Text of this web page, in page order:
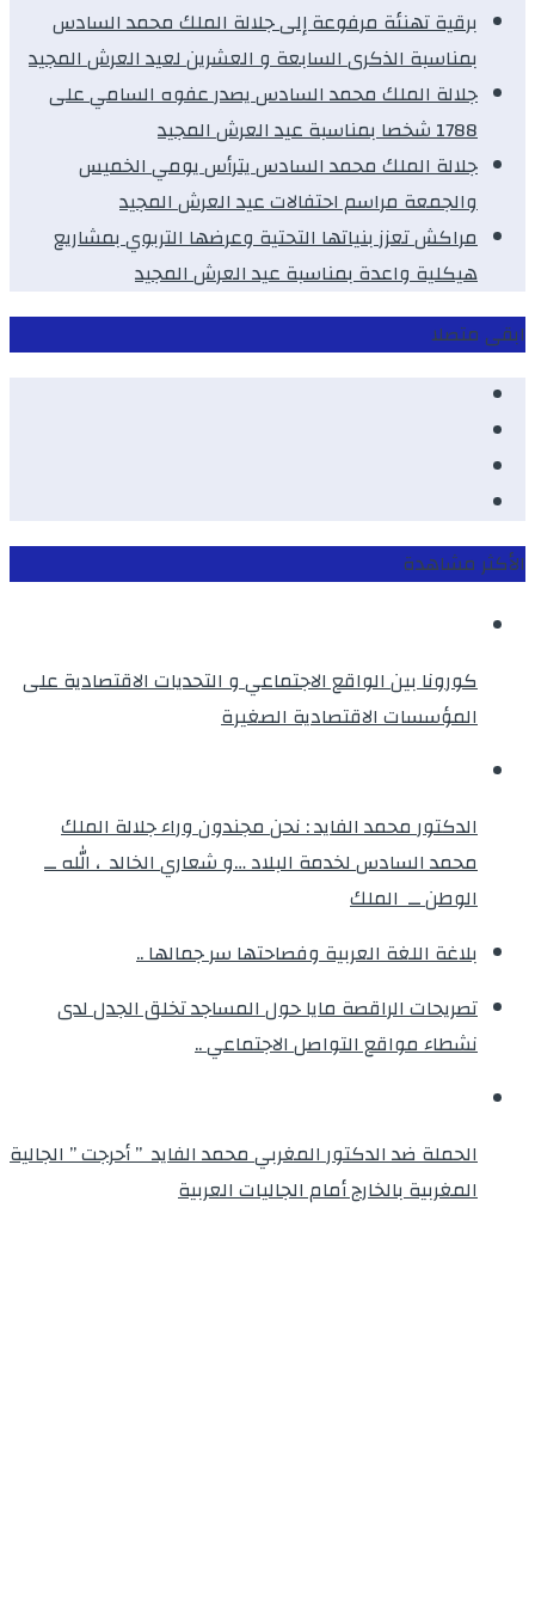
برقية تهنئة مرفوعة إلى جلالة الملك محمد السادس
بمناسبة الذكرى السابعة و العشرين لعيد العرش المجيد
جلالة الملك محمد السادس يصدر عفوه السامي على
1788 شخصا بمناسبة عيد العرش المجيد
جلالة الملك محمد السادس يترأس يومي الخميس
والجمعة مراسم احتفالات عيد العرش المجيد
مراكش تعزز بنياتها التحتية وعرضها التربوي بمشاريع
هيكلية واعدة بمناسبة عيد العرش المجيد
ابقى متصلا
الأكثر مشاهدة
كورونا بين الواقع الاجتماعي و التحديات الاقتصادية على
المؤسسات الاقتصادية الصغيرة
الدكتور محمد الفايد : نحن مجندون وراء جلالة الملك
محمد السادس لخدمة البلاد …و شعاري الخالد ، الله ــ
الوطن ــ الملك
بلاغة اللغة العربية وفصاحتها سر جمالها ..
تصريحات الراقصة مايا حول المساجد تخلق الجدل لدى
نشطاء مواقع التواصل الاجتماعي ..
الحملة ضد الدكتور المغربي محمد الفايد ” أحرجت ” الجالية
المغربية بالخارج أمام الجاليات العربية